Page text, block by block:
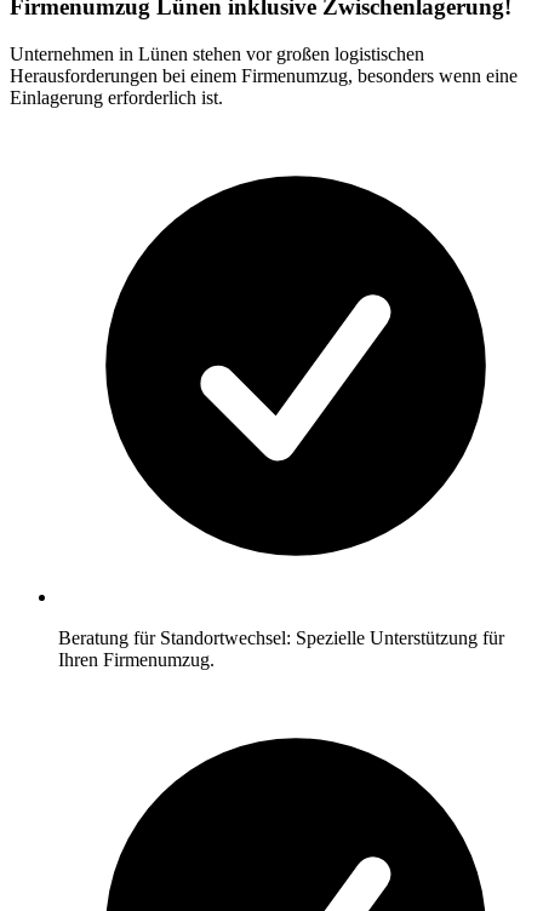
Firmenumzug Lünen inklusive Zwischenlagerung!
Unternehmen in Lünen stehen vor großen logistischen
Herausforderungen bei einem Firmenumzug, besonders wenn eine
Einlagerung erforderlich ist.
Beratung für Standortwechsel: Spezielle Unterstützung für
Ihren Firmenumzug.